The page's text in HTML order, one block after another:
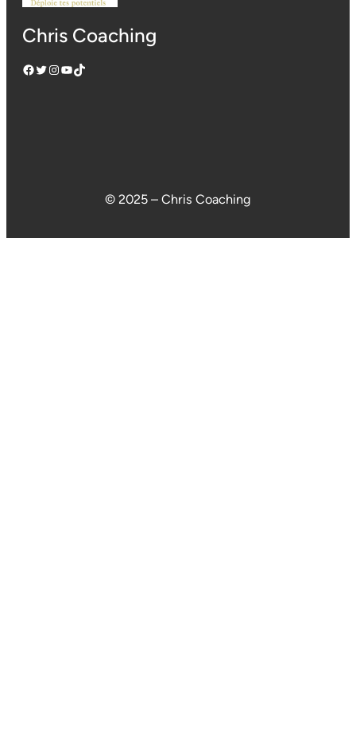
Chris Coaching
Facebook Twitter InstagramYouTube TikTok
© 2025 – Chris Coaching